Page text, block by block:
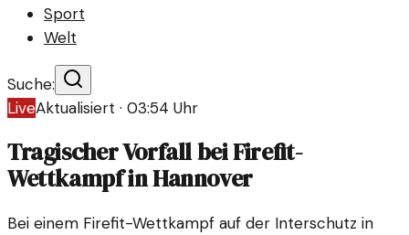
Sport
Welt
Suche:
LiveAktualisiert · 03:54 Uhr
Tragischer Vorfall bei Firefit-
Wettkampf in Hannover
Bei einem Firefit-Wettkampf auf der Interschutz in